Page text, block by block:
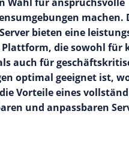
machen.
bieten eine
die sowohl für
auch für
optimal geeignet ist,
Vorteile eines
und anpassbaren